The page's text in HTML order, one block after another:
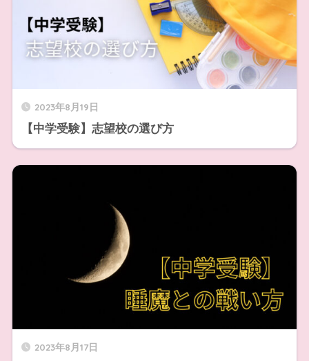
2023年8月19日
【中学受験】志望校の選び方
2023年8月17日